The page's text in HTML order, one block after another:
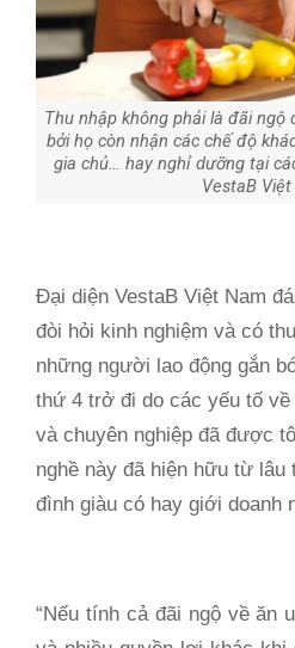
Thu nhập không phải là đãi ngộ
bởi họ còn nhận các chế độ
gia chủ… hay nghỉ dưỡng tại
VestaB
Đại diện VestaB Việt Nam
đòi hỏi kinh nghiệm và có
những người lao động gắn
thứ 4 trở đi do các yếu tố
và chuyên nghiệp đã được
nghề này đã hiện hữu từ lâu
đình giàu có hay giới doanh
“Nếu tính cả đãi ngộ về ăn